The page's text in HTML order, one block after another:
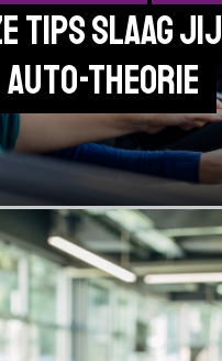
tips slaag jij
theorie